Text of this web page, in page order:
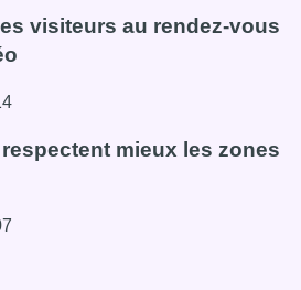
un coup de pub inattendu grâce
visiteurs au rendez-vous
Midi: les visiteurs au rendez-vous
mieux les zones
respectent mieux les zones 30